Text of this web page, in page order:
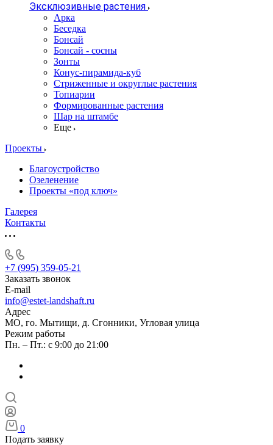
Эксклюзивные растения
Арка
Беседка
Бонсай
Бонсай - сосны
Зонты
Конус-пирамида-куб
Стриженные и округлые растения
Топиарии
Формированные растения
Шар на штамбе
Еще
Проекты
Благоустройство
Озеленение
Проекты «под ключ»
Галерея
Контакты
+7 (995) 359-05-21
Заказать звонок
E-mail
info@estet-landshaft.ru
Адрес
МО, го. Мытищи, д. Сгонники, Угловая улица
Режим работы
Пн. – Пт.: с 9:00 до 21:00
0
Подать заявку